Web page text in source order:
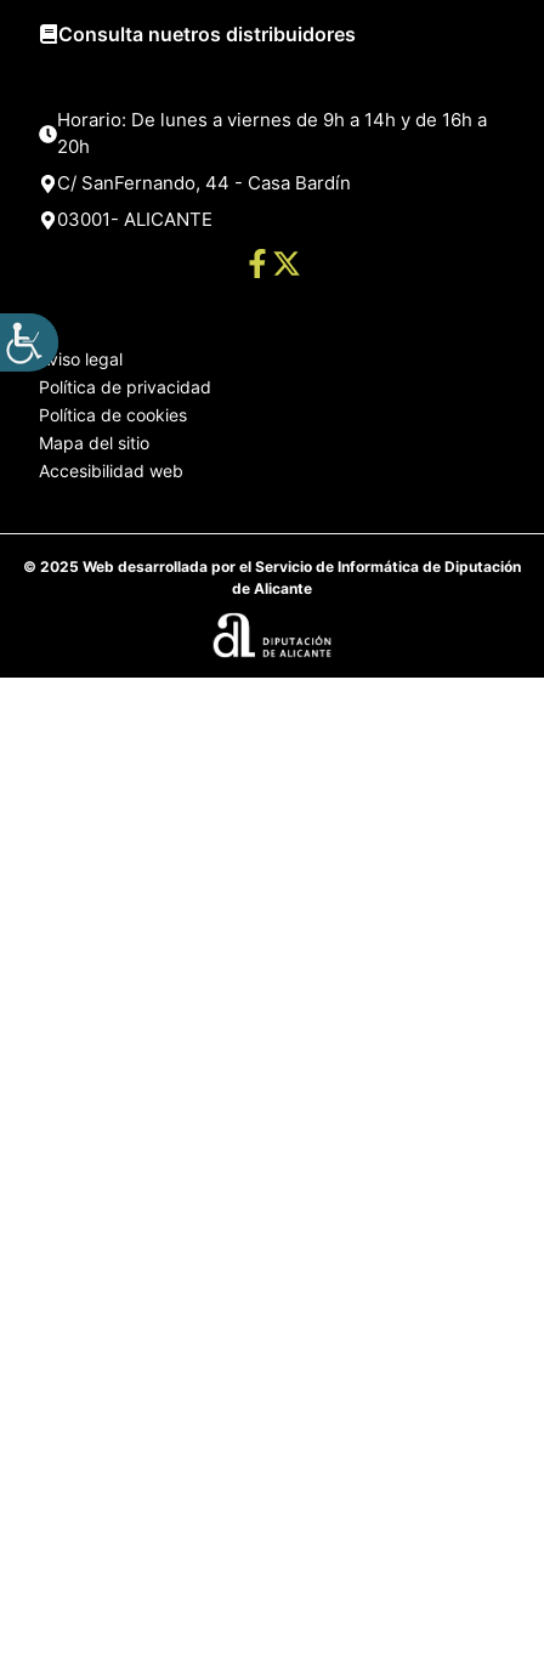
Consulta nuetros distribuidores
Horario: De lunes a viernes de 9h a 14h y de 16h a
20h
C/ SanFernando, 44 - Casa Bardín
03001- ALICANTE
Aviso legal
Política de privacidad
Política de cookies
Mapa del sitio
Accesibilidad web
© 2025 Web desarrollada por el Servicio de Informática de Diputación
de Alicante